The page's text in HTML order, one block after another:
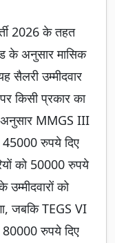
2026 के तहत
के अनुसार मासिक
सैलरी उम्मीदवार
किसी प्रकार का
MMGS III
45000 रुपये दिए
को 50000 रुपये
को
जबकि TEGS VI
80000 रुपये दिए